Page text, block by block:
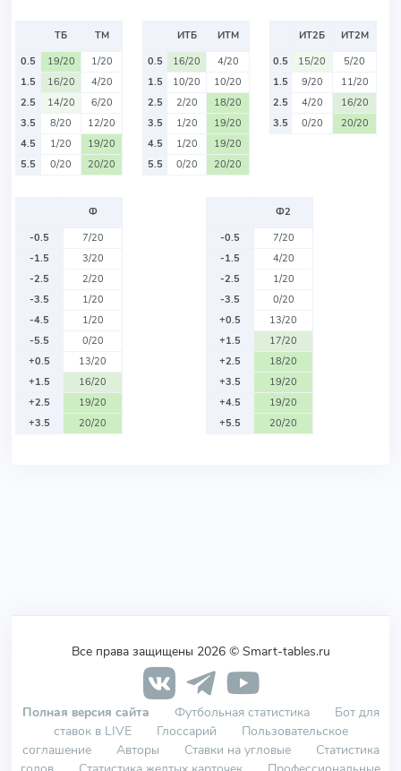
ТБ
ТМ
0.5
19/20
1/20
1.5
16/20
4/20
2.5
14/20
6/20
3.5
8/20
12/20
4.5
1/20
19/20
5.5
0/20 20/20
ИТБ
ИТМ
0.5
16/20
4/20
1.5
10/20
10/20
2.5
2/20
18/20
3.5
1/20
19/20
4.5
1/20
19/20
5.5
0/20 20/20
ИТ2Б
ИТ2М
0.5
15/20
5/20
1.5
9/20
11/20
2.5
4/20
16/20
3.5
0/20 20/20
Ф
-0.5
7/20
-1.5
3/20
-2.5
2/20
-3.5
1/20
-4.5
1/20
-5.5
0/20
+0.5
13/20
+1.5
16/20
+2.5
19/20
+3.5
20/20
Ф2
-0.5
7/20
-1.5
4/20
-2.5
1/20
-3.5
0/20
+0.5
13/20
+1.5
17/20
+2.5
18/20
+3.5
19/20
+4.5
19/20
+5.5
20/20
Все права защищены 2026 © Smart-tables.ru
Полная версия сайта Футбольная статистика
Бот для
ставок в LIVE
Глоссарий
Пользовательское
соглашение
Авторы Ставки на угловые
Статистика